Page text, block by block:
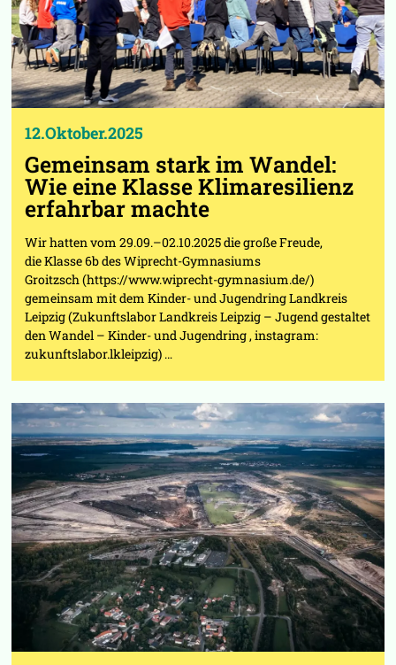
12.Oktober.2025
Gemeinsam stark im Wandel:
Wie eine Klasse Klimaresilienz
erfahrbar machte
Wir hatten vom 29.09.–02.10.2025 die große Freude,
die Klasse 6b des Wiprecht-Gymnasiums
Groitzsch (https://www.wiprecht-gymnasium.de/)
gemeinsam mit dem Kinder- und Jugendring Landkreis
Leipzig (Zukunftslabor Landkreis Leipzig – Jugend gestaltet
den Wandel – Kinder- und Jugendring , instagram:
zukunftslabor.lkleipzig) …